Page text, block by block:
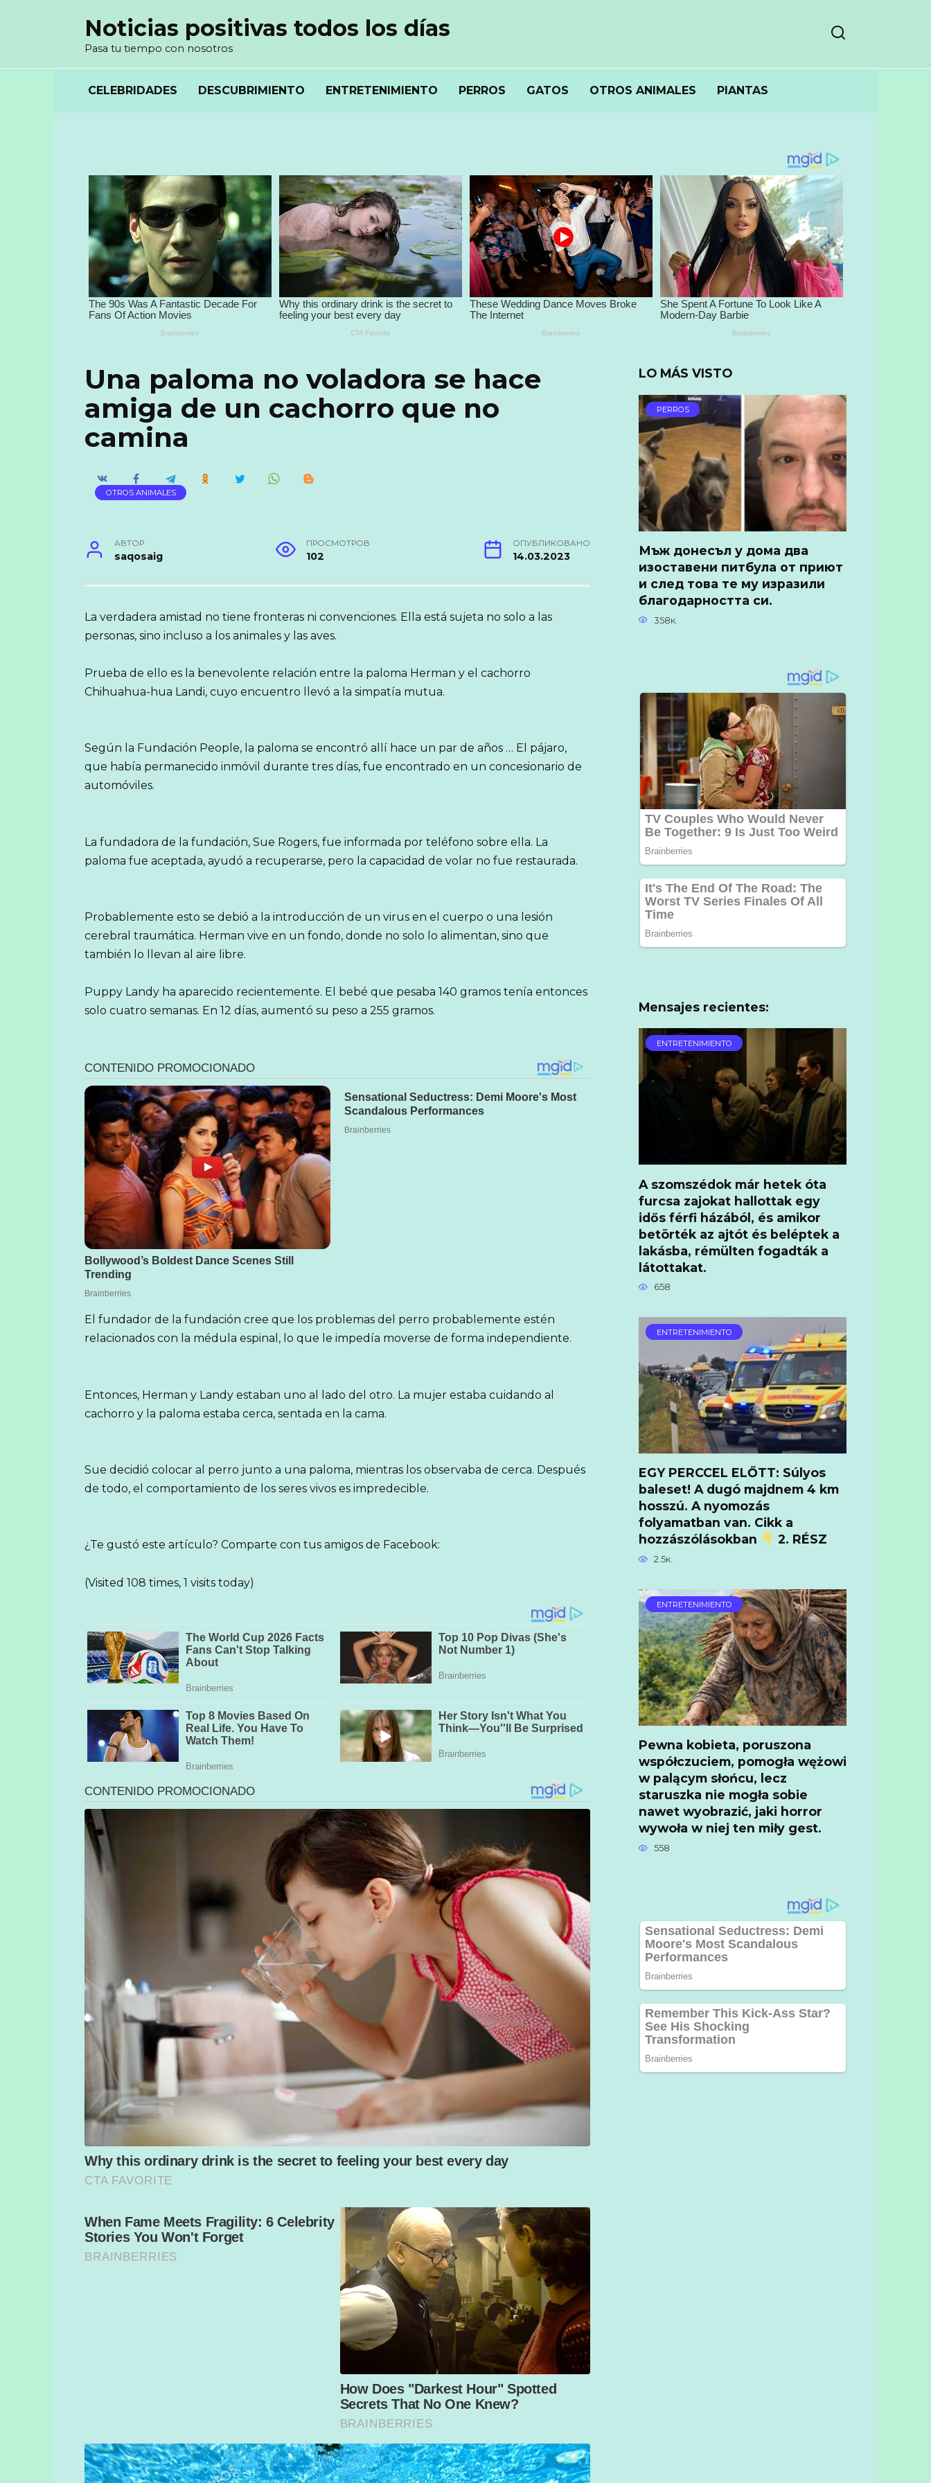
Noticias positivas todos los días
Pasa tu tiempo con nosotros
CELEBRIDADES DESCUBRIMIENTO ENTRETENIMIENTO PERROS GATOS OTROS ANIMALES PIANTAS
Una paloma no voladora se hace
amiga de un cachorro que no
camina
OTROS ANIMALES
АВТОР
saqosaig
ПРОСМОТРОВ
102
ОПУБЛИКОВАНО
14.03.2023
La verdadera amistad no tiene fronteras ni convenciones. Ella está sujeta no solo a las
personas, sino incluso a los animales y las aves.
Prueba de ello es la benevolente relación entre la paloma Herman y el cachorro
Chihuahua-hua Landi, cuyo encuentro llevó a la simpatía mutua.
Según la Fundación People, la paloma se encontró allí hace un par de años … El pájaro,
que había permanecido inmóvil durante tres días, fue encontrado en un concesionario de
automóviles.
La fundadora de la fundación, Sue Rogers, fue informada por teléfono sobre ella. La
paloma fue aceptada, ayudó a recuperarse, pero la capacidad de volar no fue restaurada.
Probablemente esto se debió a la introducción de un virus en el cuerpo o una lesión
cerebral traumática. Herman vive en un fondo, donde no solo lo alimentan, sino que
también lo llevan al aire libre.
Puppy Landy ha aparecido recientemente. El bebé que pesaba 140 gramos tenía entonces
solo cuatro semanas. En 12 días, aumentó su peso a 255 gramos.
El fundador de la fundación cree que los problemas del perro probablemente estén
relacionados con la médula espinal, lo que le impedía moverse de forma independiente.
Entonces, Herman y Landy estaban uno al lado del otro. La mujer estaba cuidando al
cachorro y la paloma estaba cerca, sentada en la cama.
Sue decidió colocar al perro junto a una paloma, mientras los observaba de cerca. Después
de todo, el comportamiento de los seres vivos es impredecible.
¿Te gustó este artículo? Comparte con tus amigos de Facebook:
(Visited 108 times, 1 visits today)
LO MÁS VISTO
PERROS
Мъж донесъл у дома два
изоставени питбула от приют
и след това те му изразили
благодарността си.
358к.
Mensajes recientes:
ENTRETENIMIENTO
A szomszédok már hetek óta
furcsa zajokat hallottak egy
idős férfi házából, és amikor
betörték az ajtót és beléptek a
lakásba, rémülten fogadták a
látottakat.
658
ENTRETENIMIENTO
EGY PERCCEL ELŐTT: Súlyos
baleset! A dugó majdnem 4 km
hosszú. A nyomozás
folyamatban van. Cikk a
hozzászólásokban
2. RÉSZ
2.5к.
ENTRETENIMIENTO
Pewna kobieta, poruszona
współczuciem, pomogła wężowi
w palącym słońcu, lecz
staruszka nie mogła sobie
nawet wyobrazić, jaki horror
wywoła w niej ten miły gest.
558